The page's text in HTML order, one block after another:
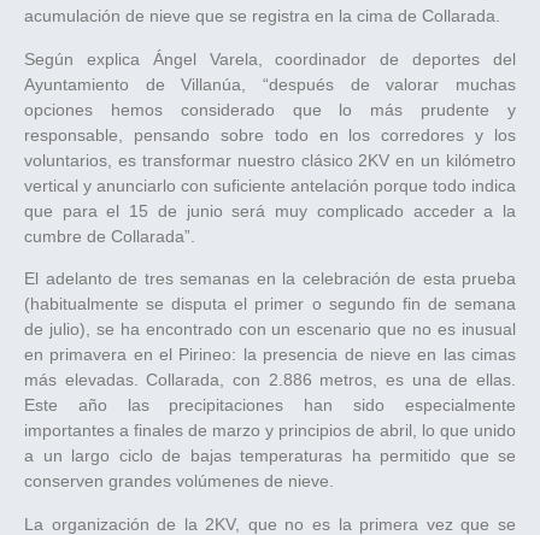
acumulación de nieve que se registra en la cima de Collarada.
Según explica Ángel Varela, coordinador de deportes del
Ayuntamiento de Villanúa, “después de valorar muchas
opciones hemos considerado que lo más prudente y
responsable, pensando sobre todo en los corredores y los
voluntarios, es transformar nuestro clásico 2KV en un kilómetro
vertical y anunciarlo con suficiente antelación porque todo indica
que para el 15 de junio será muy complicado acceder a la
cumbre de Collarada”.
El adelanto de tres semanas en la celebración de esta prueba
(habitualmente se disputa el primer o segundo fin de semana
de julio), se ha encontrado con un escenario que no es inusual
en primavera en el Pirineo: la presencia de nieve en las cimas
más elevadas. Collarada, con 2.886 metros, es una de ellas.
Este año las precipitaciones han sido especialmente
importantes a finales de marzo y principios de abril, lo que unido
a un largo ciclo de bajas temperaturas ha permitido que se
conserven grandes volúmenes de nieve.
La organización de la 2KV, que no es la primera vez que se